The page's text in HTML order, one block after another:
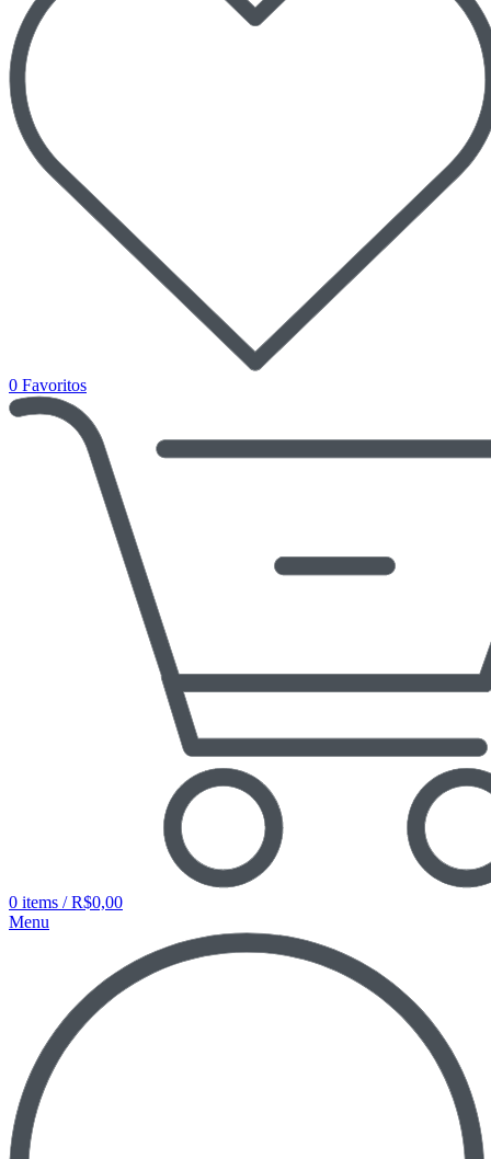
0 Favoritos
0 items / R$0,00
Menu